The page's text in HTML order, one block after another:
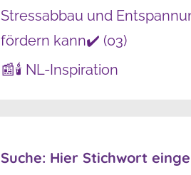
Stressabbau und
fördern kann✔️ (03)
📰🕯️ NL-Inspiration
Suche: Hier Stichwort